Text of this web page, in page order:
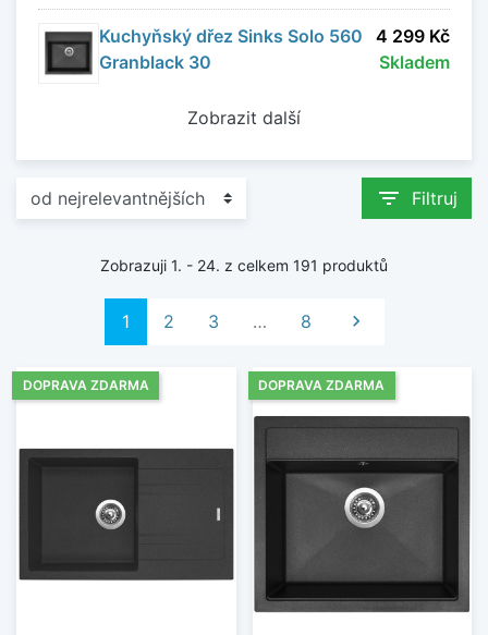
Vyberte si granitový kuchyňský dřez, který
nabídne kombinaci odolnosti, praktičnosti a
Kuchyňský dřez Sinks Solo 560
Granblack 30
4 299 Kč
Skladem
Zobrazit další
filter_list Filtruj
Zobrazuji 1. - 24. z celkem 191 produktů
1 2 3 … 8 Další

DOPRAVA ZDARMA DOPRAVA ZDARMA